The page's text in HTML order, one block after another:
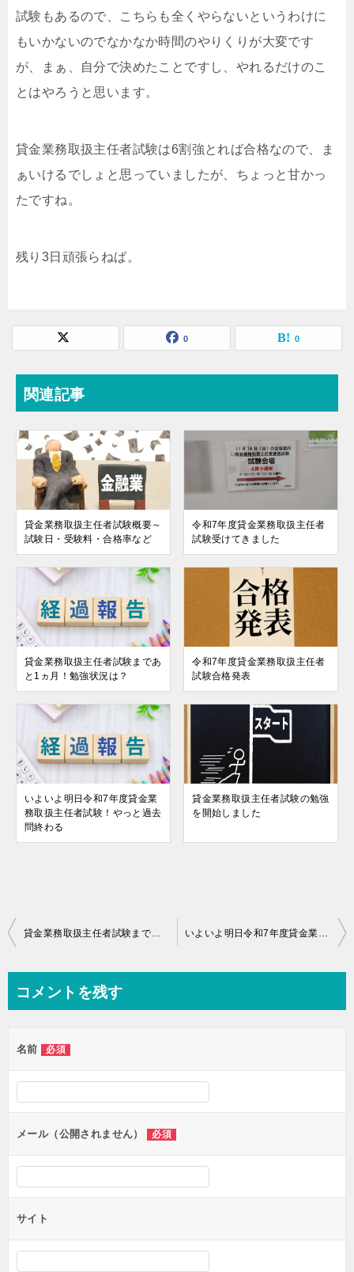
試験もあるので、こちらも全くやらないというわけに
もいかないのでなかなか時間のやりくりが大変です
が、まぁ、自分で決めたことですし、やれるだけのこ
とはやろうと思います。
貸金業務取扱主任者試験は6割強とれば合格なので、ま
ぁいけるでしょと思っていましたが、ちょっと甘かっ
たですね。
残り3日頑張らねば。
0 0
関連記事
貸金業務取扱主任者試験概要～
試験日・受験料・合格率など
令和7年度貸金業務取扱主任者
試験受けてきました
貸金業務取扱主任者試験まであ
と1ヵ月！勉強状況は？
令和7年度貸金業務取扱主任者
試験合格発表
いよいよ明日令和7年度貸金業
務取扱主任者試験！やっと過去
問終わる
貸金業務取扱主任者試験の勉強
を開始しました
投
ビ
ー
シ
ョ
ン
貸金業務取扱主任者試験まであと1ヵ月！勉強状況は？ いよいよ明日令和7年度貸金業務取扱主任者試験！やっと過去問終わる
コメントを残す
名前 必須
メール（公開されません） 必須
サイト